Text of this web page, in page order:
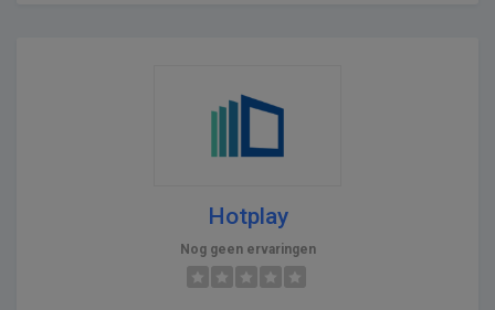
Hotplay
Nog geen ervaringen